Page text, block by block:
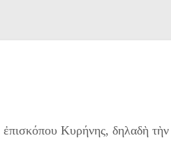
Κυρήνης, δηλαδὴ τὴν